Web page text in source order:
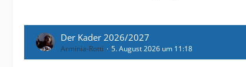
Der Kader 2026/2027
Arminia-Rotti 5. August 2026 um 11:18